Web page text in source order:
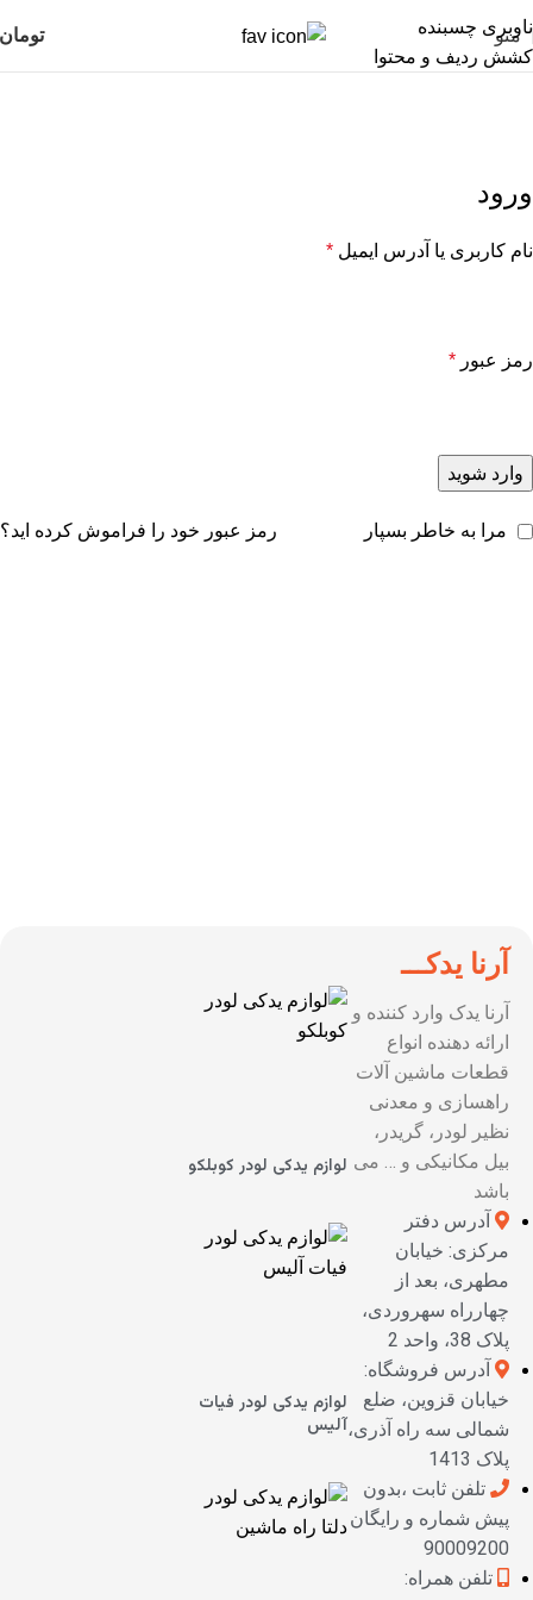
ناوبری چسبنده
کشش ردیف و محتوا
منو تومان
ورود
نام کاربری یا آدرس ایمیل *
رمز عبور *
وارد شوید
رمز عبور خود را فراموش کرده اید؟ مرا به خاطر بسپار
آرنا یدکـــ
آرنا یدک وارد کننده و
ارائه دهنده انواع
قطعات ماشین آلات
راهسازی و معدنی
نظیر لودر، گریدر،
بیل مکانیکی و … می
باشد
آدرس دفتر
مرکزی: خیابان
مطهری، بعد از
چهارراه سهروردی،
پلاک 38، واحد 2
آدرس فروشگاه:
خیابان قزوین، ضلع
شمالی سه راه آذری،
پلاک 1413
تلفن ثابت ،بدون
پیش شماره و رایگان
90009200
تلفن همراه:
لوازم یدکی لودر کوبلکو
لوازم یدکی لودر فیات
آلیس